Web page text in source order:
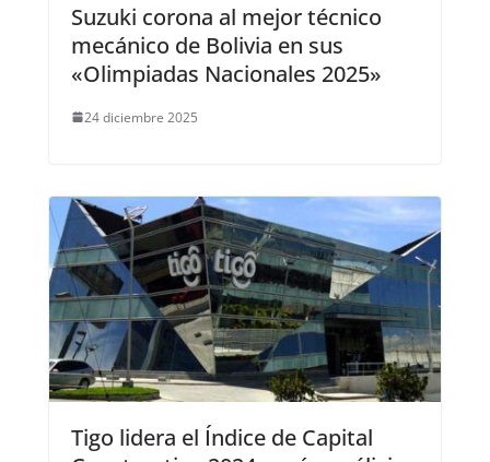
Suzuki corona al mejor técnico
mecánico de Bolivia en sus
«Olimpiadas Nacionales 2025»
24 diciembre 2025
Tigo lidera el Índice de Capital